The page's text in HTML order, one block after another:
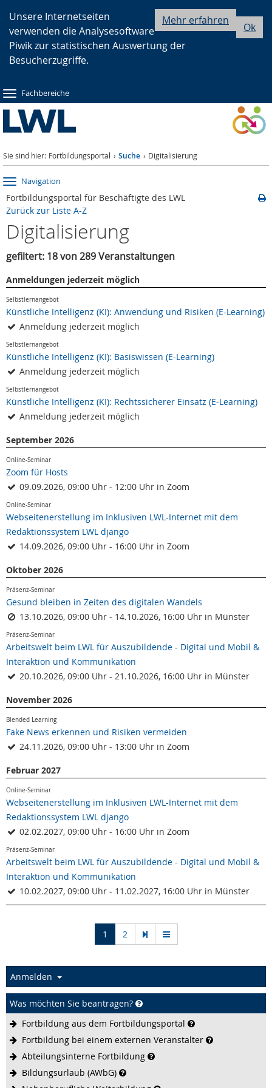
Hauptnavigation
Seitennavigation
Inhalt
Ok
Mehr erfahren
Unsere Internetseiten
verwenden die Analysesoftware
Piwik zur statistischen Auswertung der
Besucherzugriffe.
Fachbereiche
Sie sind hier: Fortbildungsportal Suche Digitalisierung
Navigation
Fortbildungsportal für Beschäftigte des LWL
Zurück zur Liste A-Z
Digitalisierung
gefiltert: 18 von 289 Veranstaltungen
Anmeldungen jederzeit möglich
Selbstlernangebot
Künstliche Intelligenz (KI): Anwendung und Risiken (E-Learning)
Anmeldung jederzeit möglich
Selbstlernangebot
Künstliche Intelligenz (KI): Basiswissen (E-Learning)
Anmeldung jederzeit möglich
Selbstlernangebot
Künstliche Intelligenz (KI): Rechtssicherer Einsatz (E-Learning)
Anmeldung jederzeit möglich
September 2026
Online-Seminar
Zoom für Hosts
09.09.2026, 09:00 Uhr - 12:00 Uhr in Zoom
Online-Seminar
Webseitenerstellung im Inklusiven LWL-Internet mit dem
Redaktionssystem LWL django
14.09.2026, 09:00 Uhr - 16:00 Uhr in Zoom
Oktober 2026
Präsenz-Seminar
Gesund bleiben in Zeiten des digitalen Wandels
13.10.2026, 09:00 Uhr - 14.10.2026, 16:00 Uhr in Münster
Präsenz-Seminar
Arbeitswelt beim LWL für Auszubildende - Digital und Mobil &
Interaktion und Kommunikation
20.10.2026, 09:00 Uhr - 21.10.2026, 16:00 Uhr in Münster
November 2026
Blended Learning
Fake News erkennen und Risiken vermeiden
24.11.2026, 09:00 Uhr - 13:00 Uhr in Zoom
Februar 2027
Online-Seminar
Webseitenerstellung im Inklusiven LWL-Internet mit dem
Redaktionssystem LWL django
02.02.2027, 09:00 Uhr - 16:00 Uhr in Zoom
Präsenz-Seminar
Arbeitswelt beim LWL für Auszubildende - Digital und Mobil &
Interaktion und Kommunikation
10.02.2027, 09:00 Uhr - 11.02.2027, 16:00 Uhr in Münster
1 (current)
2
Anmelden
Was möchten Sie beantragen?
Fortbildung aus dem Fortbildungsportal
Fortbildung bei einem externen Veranstalter
Abteilungsinterne Fortbildung
Bildungsurlaub (AWbG)